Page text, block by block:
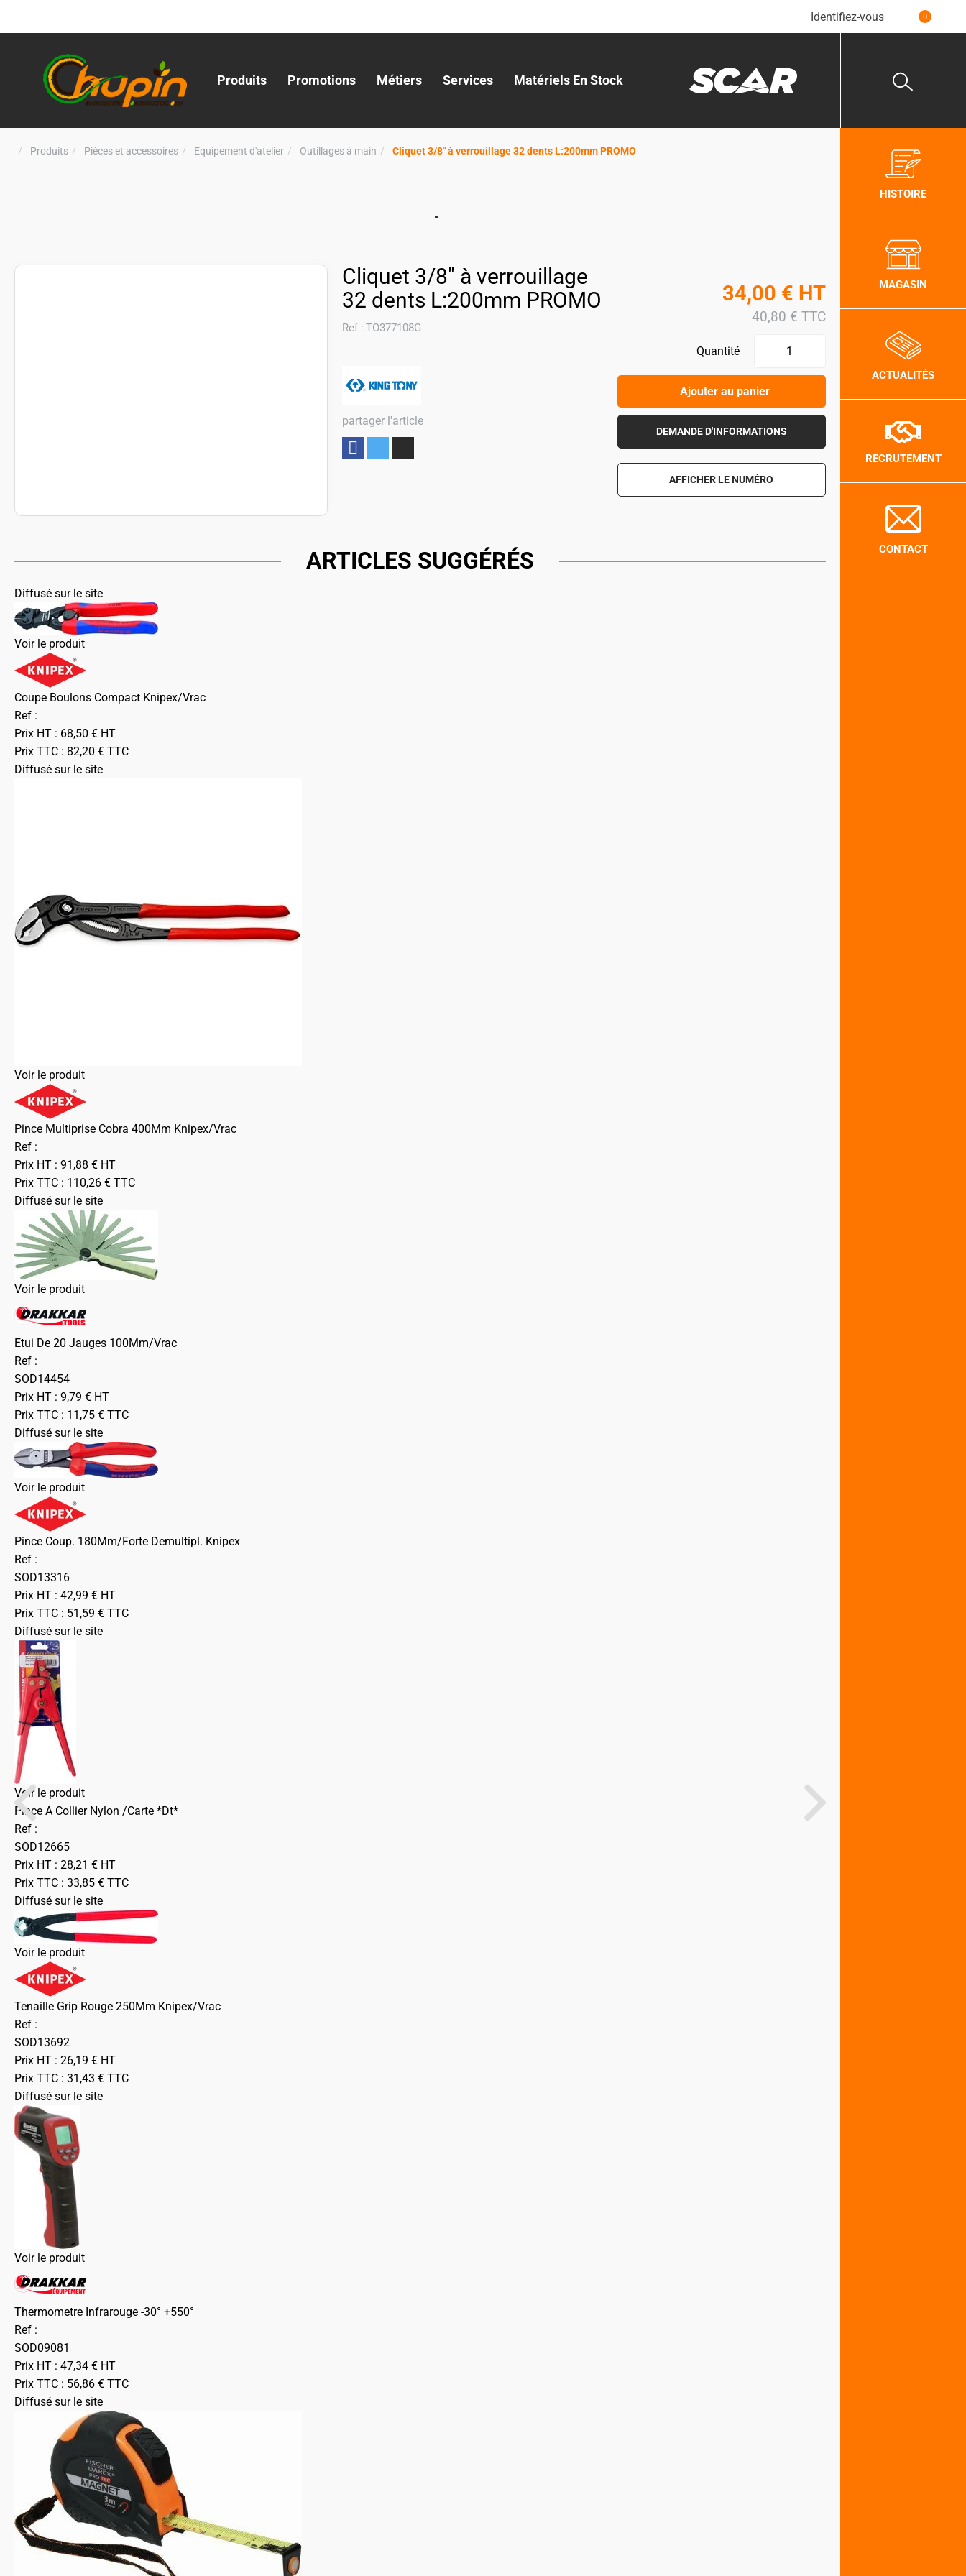
Identifiez-vous 0
Produits Promotions Métiers Services Matériels En Stock
Produits Pièces et accessoires Equipement d'atelier Outillages à main Cliquet 3/8" à verrouillage 32 dents L:200mm PROMO
Cliquet 3/8" à verrouillage
32 dents L:200mm PROMO
Ref : TO377108G
partager l'article
34,00 € HT
40,80 € TTC
Quantité
Ajouter au panier
DEMANDE D'INFORMATIONS
AFFICHER LE NUMÉRO
ARTICLES SUGGÉRÉS
Diffusé sur le site
Voir le produit
Coupe Boulons Compact Knipex/Vrac
Ref :
Prix HT : 68,50 € HT
Prix TTC : 82,20 € TTC
Diffusé sur le site
Voir le produit
Pince Multiprise Cobra 400Mm Knipex/Vrac
Ref :
Prix HT : 91,88 € HT
Prix TTC : 110,26 € TTC
Diffusé sur le site
Voir le produit
Etui De 20 Jauges 100Mm/Vrac
Ref :
SOD14454
Prix HT : 9,79 € HT
Prix TTC : 11,75 € TTC
Diffusé sur le site
Voir le produit
Pince Coup. 180Mm/Forte Demultipl. Knipex
Ref :
SOD13316
Prix HT : 42,99 € HT
Prix TTC : 51,59 € TTC
Diffusé sur le site
Voir le produit
Pince A Collier Nylon /Carte *Dt*
Ref :
SOD12665
Prix HT : 28,21 € HT
Prix TTC : 33,85 € TTC
Diffusé sur le site
Voir le produit
Tenaille Grip Rouge 250Mm Knipex/Vrac
Ref :
SOD13692
Prix HT : 26,19 € HT
Prix TTC : 31,43 € TTC
Diffusé sur le site
Voir le produit
Thermometre Infrarouge -30° +550°
Ref :
SOD09081
Prix HT : 47,34 € HT
Prix TTC : 56,86 € TTC
Diffusé sur le site
HISTOIRE
MAGASIN
ACTUALITÉS
RECRUTEMENT
CONTACT